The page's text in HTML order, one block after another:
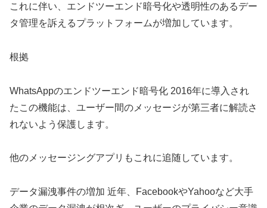
これに伴い、エンドツーエンド暗号化や透明性のあるデー
タ管理を訴えるプラットフォームが増加しています。
根拠
WhatsAppのエンドツーエンド暗号化 2016年に導入され
たこの機能は、ユーザー間のメッセージが第三者に解読さ
れないよう保護します。
他のメッセージングアプリもこれに追随しています。
データ漏洩事件の増加 近年、FacebookやYahooなど大手